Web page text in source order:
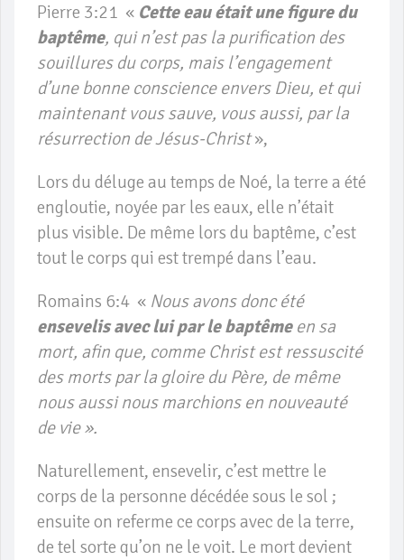
Pierre 3:21 « Cette eau était une figure du
baptême, qui n’est pas la purification des
souillures du corps, mais l’engagement
d’une bonne conscience envers Dieu, et qui
maintenant vous sauve, vous aussi, par la
résurrection de Jésus-Christ»,
Lors du déluge au temps de Noé, la terre a été
engloutie, noyée par les eaux, elle n’était
plus visible. De même lors du baptême, c’est
tout le corps qui est trempé dans l’eau.
Romains 6:4 « Nous avons donc été
ensevelis avec lui par le baptêmeen sa
mort, afin que, comme Christ est ressuscité
des morts par la gloire du Père, de même
nous aussi nous marchions en nouveauté
de vie ».
Naturellement, ensevelir, c’est mettre le
corps de la personne décédée sous le sol ;
ensuite on referme ce corps avec de la terre,
de tel sorte qu’on ne le voit. Le mort devient